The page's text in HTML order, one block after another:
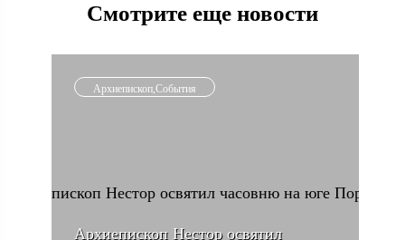
Смотрите еще новости
Архиепископ,События
Архиепископ Нестор освятил